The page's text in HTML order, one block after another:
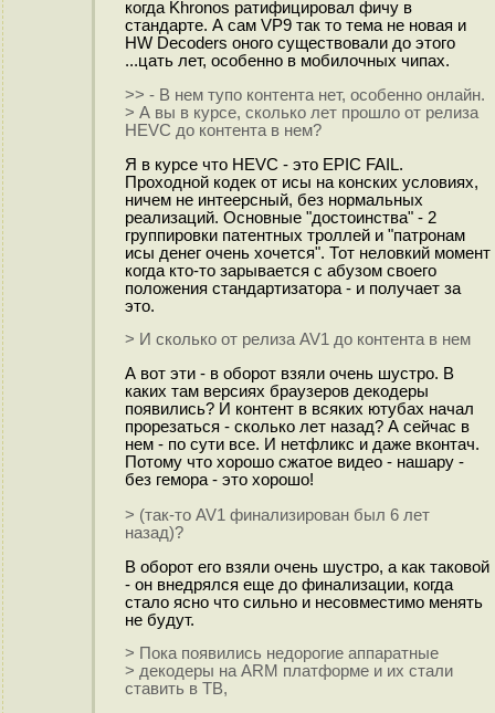
когда Khronos ратифицировал фичу в
стандарте. А сам VP9 так то тема не новая и
HW Decoders оного существовали до этого
...цать лет, особенно в мобилочных чипах.
>> - В нем тупо контента нет, особенно онлайн.
> А вы в курсе, сколько лет прошло от релиза
HEVC до контента в нем?
Я в курсе что HEVC - это EPIC FAIL.
Проходной кодек от исы на конских условиях,
ничем не интеерсный, без нормальных
реализаций. Основные "достоинства" - 2
группировки патентных троллей и "патронам
исы денег очень хочется". Тот неловкий момент
когда кто-то зарывается с абузом своего
положения стандартизатора - и получает за
это.
> И сколько от релиза AV1 до контента в нем
А вот эти - в оборот взяли очень шустро. В
каких там версиях браузеров декодеры
появились? И контент в всяких ютубах начал
прорезаться - сколько лет назад? А сейчас в
нем - по сути все. И нетфликс и даже вконтач.
Потому что хорошо сжатое видео - нашару -
без гемора - это хорошо!
> (так-то AV1 финализирован был 6 лет
назад)?
В оборот его взяли очень шустро, а как таковой
- он внедрялся еще до финализации, когда
стало ясно что сильно и несовместимо менять
не будут.
> Пока появились недорогие аппаратные
> декодеры на ARM платформе и их стали
ставить в ТВ,